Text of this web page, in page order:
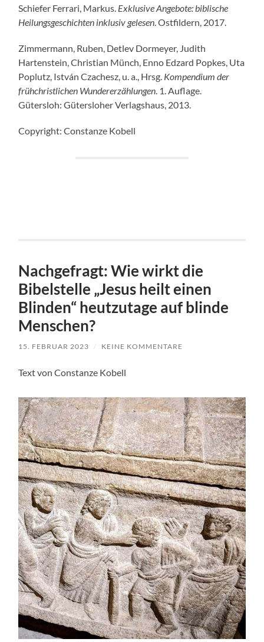
Schiefer Ferrari, Markus. Exklusive Angebote: biblische
Heilungsgeschichten inklusiv gelesen. Ostfildern, 2017.
Zimmermann, Ruben, Detlev Dormeyer, Judith
Hartenstein, Christian Münch, Enno Edzard Popkes, Uta
Poplutz, István Czachesz, u. a., Hrsg. Kompendium der
frühchristlichen Wundererzählungen. 1. Auflage.
Gütersloh: Gütersloher Verlagshaus, 2013.
Copyright: Constanze Kobell
Nachgefragt: Wie wirkt die
Bibelstelle „Jesus heilt einen
Blinden“ heutzutage auf blinde
Menschen?
15. FEBRUAR 2023 / KEINE KOMMENTARE
Text von Constanze Kobell